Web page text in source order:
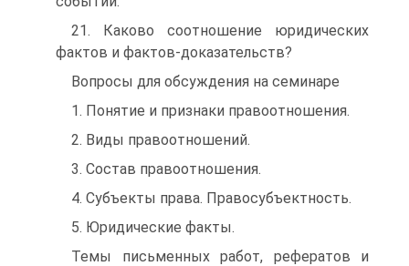
21. Каково соотношение юридических
фактов и фактов-доказа­тельств?
Вопросы для обсуждения на семинаре
1. Понятие и признаки правоотношения.
2. Виды правоотношений.
3. Состав правоотношения.
4. Субъекты права. Правосубъектность.
5. Юридические факты.
Темы письменных работ, рефератов и